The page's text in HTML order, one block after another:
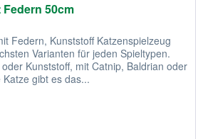
50cm
Federn, Kunststoff Katzenspielzeug
Varianten für jeden Spieltypen.
Kunststoff, mit Catnip, Baldrian oder
gibt es das...